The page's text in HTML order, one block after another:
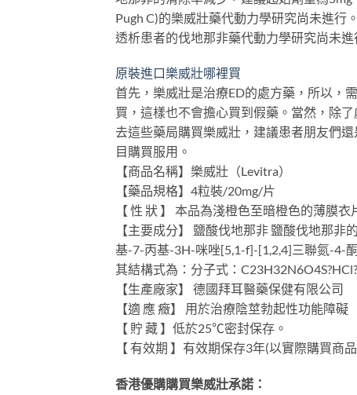
Pugh C)的樂威壯藥代動力學研究尚未進行
透析患者的伐地那非藥代動力學研究尚未進
原裝進口樂威壯哪裡買
首先，樂威壯是治療ED的處方藥，所以，
買，這樣也不會擔心買到假藥。當然，除
去這些藥局購買樂威壯，建議患者朋友們
目購買服用。
【商品名稱】樂威壯（Levitra）
【藥品規格】4粒裝/20mg/片
【 性 狀 】 本品為淺橙色至暗橙色的薄膜
【主要成分】 鹽酸伐地那非 鹽酸伐地那
基-7-丙基-3H-咪唑[5,1-f]-[1,2,4]三聯氮-4-
其結構式為：分子式：
【生產廠家】 德國拜耳醫藥保健有限公司
【適 應 癥】 用於治療陰莖勃起性功能障礙
【 貯 藏 】低於25℃密封保存。
【 有效期 】有效期保存3年(以實際購買商
香港優購購買樂威壯承諾：